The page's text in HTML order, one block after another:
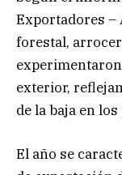
Exportadores –
forestal,
exterior,
de la baja en
El año se